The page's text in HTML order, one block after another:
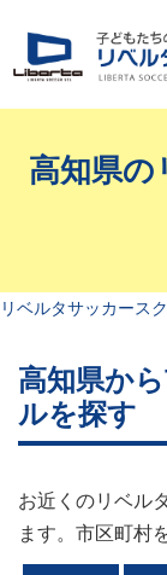
高知県の
リベルタサッカース
高知県か
ルを探す
お近くのリベル
ます。市区町村